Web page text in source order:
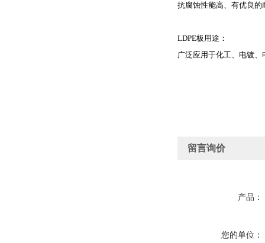
抗腐蚀性能高、有优良
LDPE板用途：
广泛应用于化工、电镀
留言询价
产品：
您的单位：